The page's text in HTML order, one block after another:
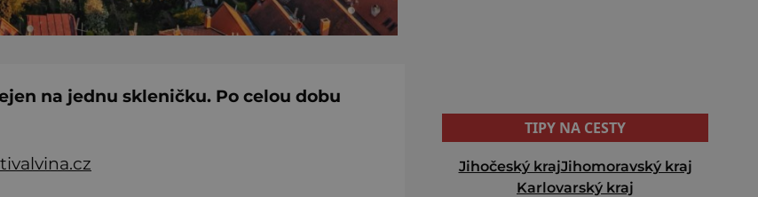
na jednu skleničku. Po celou dobu
TIPY NA CESTY
Jihočeský krajJihomoravský kraj
Karlovarský kraj